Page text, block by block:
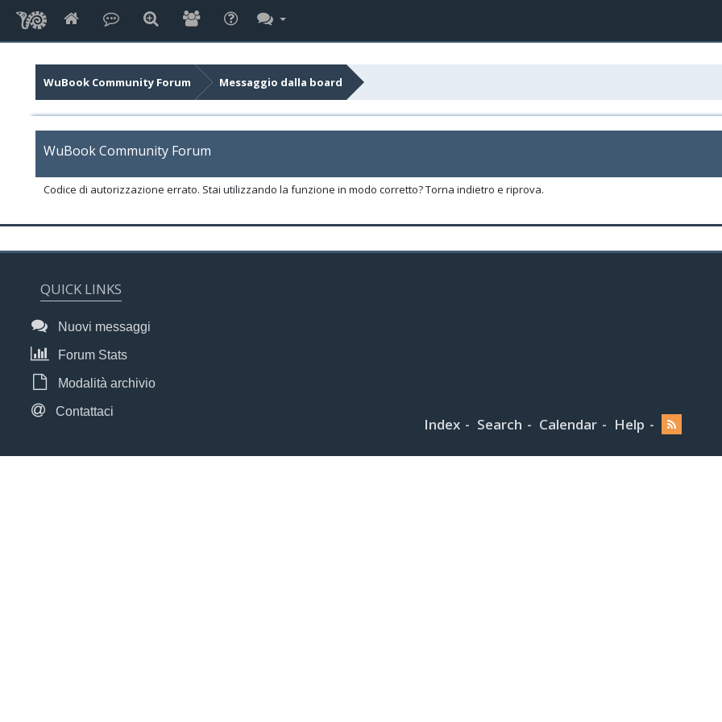
WuBook Community Forum Messaggio dalla board
WuBook Community Forum
Codice di autorizzazione errato. Stai utilizzando la funzione in modo corretto? Torna indietro e riprova.
QUICK LINKS
Nuovi messaggi
Forum Stats
Modalità archivio
Contattaci
Index Search Calendar Help